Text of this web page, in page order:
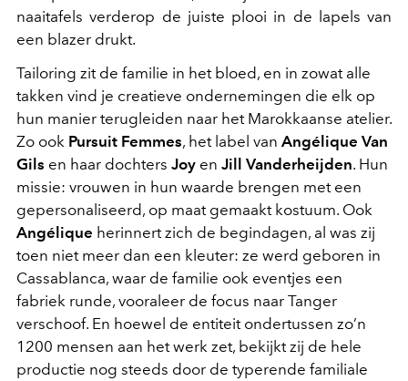
naaitafels verderop de juiste plooi in de lapels van
een blazer drukt.
Tailoring zit de familie in het bloed, en in zowat alle
takken vind je creatieve ondernemingen die elk op
hun manier terugleiden naar het Marokkaanse atelier.
Zo ook Pursuit Femmes, het label van Angélique Van
Gils en haar dochters Joy en Jill Vanderheijden. Hun
missie: vrouwen in hun waarde brengen met een
gepersonaliseerd, op maat gemaakt kostuum. Ook
Angélique herinnert zich de begindagen, al was zij
toen niet meer dan een kleuter: ze werd geboren in
Cassablanca, waar de familie ook eventjes een
fabriek runde, vooraleer de focus naar Tanger
verschoof. En hoewel de entiteit ondertussen zo’n
1200 mensen aan het werk zet, bekijkt zij de hele
productie nog steeds door de typerende familiale